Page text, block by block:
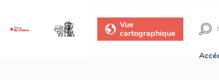
Vue
cartographique